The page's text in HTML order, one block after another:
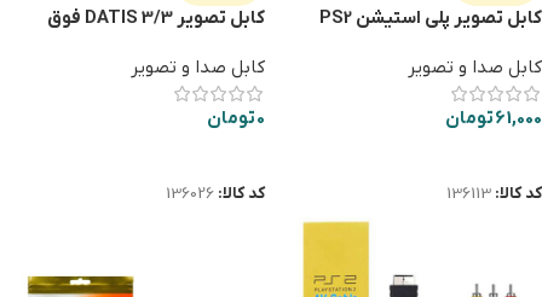
کابل تصویر پلی استیشن PS2
کابل صدا و تصویر
61,000تومان
کد کالا: 136113
کابل تصویر 3/3 DATIS فوق
کابل صدا و تصویر
0تومان
کد کالا: 136026